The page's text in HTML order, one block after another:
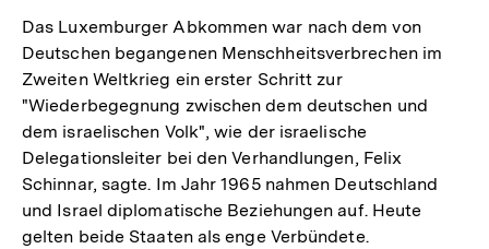
Das Luxemburger Abkommen war nach dem von
Deutschen begangenen Menschheitsverbrechen im
Zweiten Weltkrieg ein erster Schritt zur
"Wiederbegegnung zwischen dem deutschen und
dem israelischen Volk", wie der israelische
Delegationsleiter bei den Verhandlungen, Felix
Schinnar, sagte. Im Jahr 1965 nahmen Deutschland
und Israel diplomatische Beziehungen auf. Heute
gelten beide Staaten als enge Verbündete.